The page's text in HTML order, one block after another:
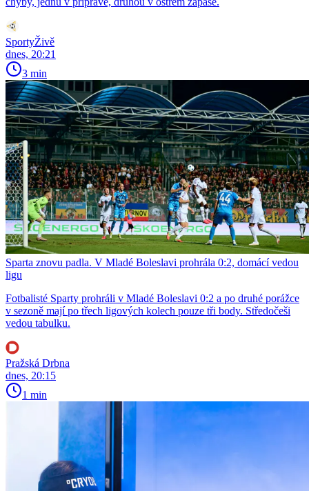
SportyŽivě
dnes, 20:21
3 min
Sparta znovu padla. V Mladé Boleslavi prohrála 0:2, domácí vedou
ligu
Fotbalisté Sparty prohráli v Mladé Boleslavi 0:2 a po druhé porážce
v sezoně mají po třech ligových kolech pouze tři body. Středočeši
vedou tabulku.
Pražská Drbna
dnes, 20:15
1 min